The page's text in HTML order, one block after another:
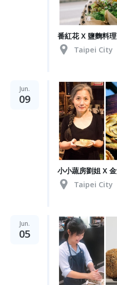
番紅花 X 鹽麴料
Taipei City
Jun.
09
小小蔬房劉姐 X
Taipei City
Jun.
05